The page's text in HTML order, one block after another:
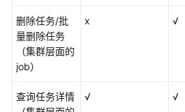
删除任务/批
量删除任务
（集群层面的
job）
x √
查询任务详情
√ √